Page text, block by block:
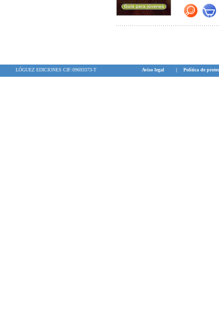
Carlos Blanco
rigor que le
influencia que
LÓGUEZ EDICIONES CIF:09693373-T Aviso legal | Política de